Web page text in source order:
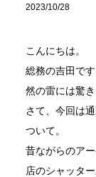
2023/10/28
こんにちは。
総務の吉田で
然の雷には驚き
さて、今回は
ついて。
昔ながらのア
店のシャッタ